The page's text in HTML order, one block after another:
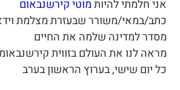
אני חלמתי להיותמוטי קירשנבאום
כתב/במאי/משורר שבעזרת מצלמת
מסדר למדינה שלמה את החיים
מראה לנו את העולם בזווית
כל יום שישי, בערוץ הראשון בערב